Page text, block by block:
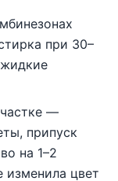
при 30–
—
припуск
на 1–2
изменила цвет